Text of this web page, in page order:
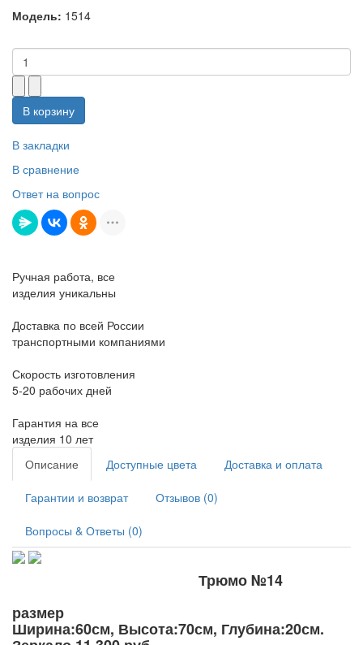
Модель: 1514
В корзину
В закладки
В сравнение
Ответ на вопрос
Ручная работа, все
изделия уникальны
Доставка по всей России
транспортными компаниями
Скорость изготовления
5-20 рабочих дней
Гарантия на все
изделия 10 лет
Описание
Доступные цвета Доставка и оплата
Гарантии и возврат Отзывов (0)
Вопросы & Ответы (0)
Трюмо №14
размер
Ширина:60см, Высота:70см, Глубина:20см.